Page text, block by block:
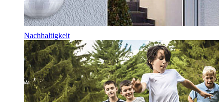
Nachhaltigkeit